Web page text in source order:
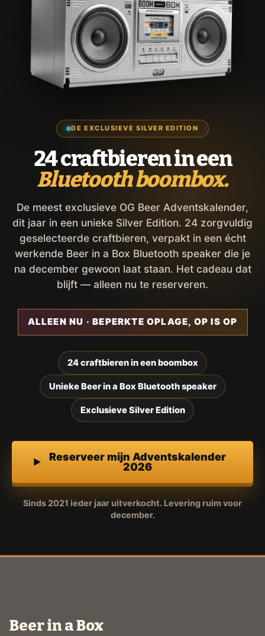
DE EXCLUSIEVE SILVER EDITION
24 craftbieren in een
Bluetooth boombox.
De meest exclusieve OG Beer Adventskalender,
dit jaar in een unieke Silver Edition. 24 zorgvuldig
geselecteerde craftbieren, verpakt in een écht
werkende Beer in a Box Bluetooth speaker die je
na december gewoon laat staan. Het cadeau dat
blijft — alleen nu te reserveren.
ALLEEN NU · BEPERKTE OPLAGE, OP IS OP
24 craftbieren in een boombox
Unieke Beer in a Box Bluetooth speaker
Exclusieve Silver Edition
Reserveer mijn Adventskalender
2026
Sinds 2021 ieder jaar uitverkocht. Levering ruim voor
december.
Beer in a Box